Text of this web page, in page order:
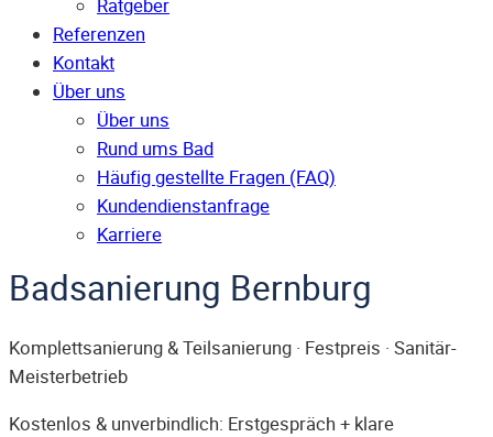
Ratgeber
Referenzen
Kontakt
Über uns
Über uns
Rund ums Bad
Häufig gestellte Fragen (FAQ)
Kunden­dienst­anfrage
Karriere
Badsanierung Bernburg
Komplettsanierung & Teilsanierung · Festpreis · Sanitär-
Meisterbetrieb
Kostenlos & unverbindlich: Erstgespräch + klare